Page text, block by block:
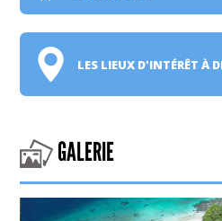
LES LIEUX D'INTÉRÊT À
GALERIE